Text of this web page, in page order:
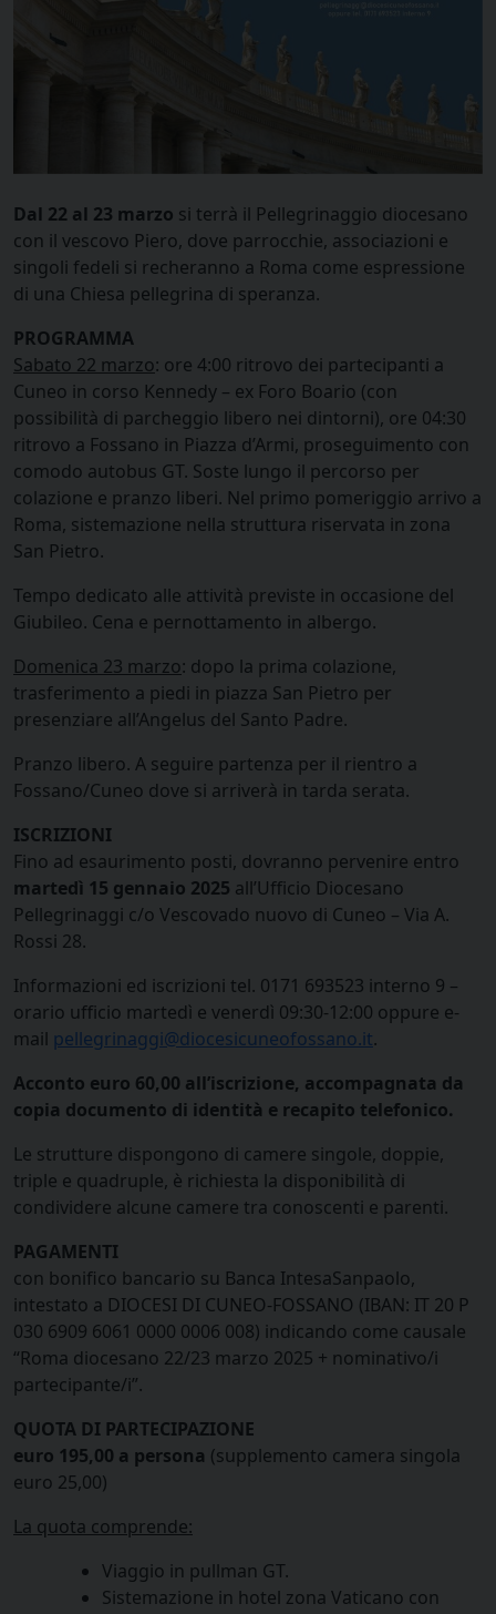
Dal 22 al 23 marzo si terrà il Pellegrinaggio diocesano
con il vescovo Piero, dove parrocchie, associazioni e
singoli fedeli si recheranno a Roma come espressione
di una Chiesa pellegrina di speranza.
PROGRAMMA
Sabato 22 marzo: ore 4:00 ritrovo dei partecipanti a
Cuneo in corso Kennedy – ex Foro Boario (con
possibilità di parcheggio libero nei dintorni), ore 04:30
ritrovo a Fossano in Piazza d’Armi, proseguimento con
comodo autobus GT. Soste lungo il percorso per
colazione e pranzo liberi. Nel primo pomeriggio arrivo a
Roma, sistemazione nella struttura riservata in zona
San Pietro.
Tempo dedicato alle attività previste in occasione del
Giubileo. Cena e pernottamento in albergo.
Domenica 23 marzo: dopo la prima colazione,
trasferimento a piedi in piazza San Pietro per
presenziare all’Angelus del Santo Padre.
Pranzo libero. A seguire partenza per il rientro a
Fossano/Cuneo dove si arriverà in tarda serata.
ISCRIZIONI
Fino ad esaurimento posti, dovranno pervenire entro
martedì 15 gennaio 2025 all’Ufficio Diocesano
Pellegrinaggi c/o Vescovado nuovo di Cuneo – Via A.
Rossi 28.
Informazioni ed iscrizioni tel. 0171 693523 interno 9 –
orario ufficio martedì e venerdì 09:30-12:00 oppure e-
mail pellegrinaggi@diocesicuneofossano.it.
Acconto euro 60,00 all’iscrizione, accompagnata da
copia documento di identità e recapito telefonico.
Le strutture dispongono di camere singole, doppie,
triple e quadruple, è richiesta la disponibilità di
condividere alcune camere tra conoscenti e parenti.
PAGAMENTI
con bonifico bancario su Banca IntesaSanpaolo,
intestato a DIOCESI DI CUNEO-FOSSANO (IBAN: IT 20 P
030 6909 6061 0000 0006 008) indicando come causale
“Roma diocesano 22/23 marzo 2025 + nominativo/i
partecipante/i”.
QUOTA DI PARTECIPAZIONE
euro 195,00 a persona (supplemento camera singola
euro 25,00)
La quota comprende:
Viaggio in pullman GT.
Sistemazione in hotel zona Vaticano con